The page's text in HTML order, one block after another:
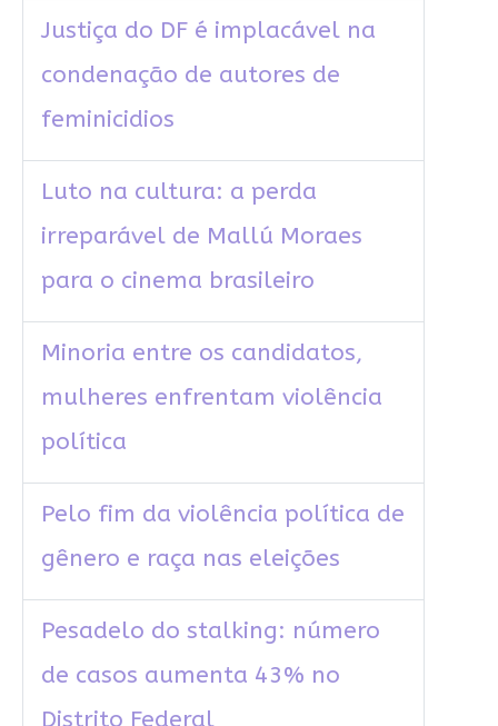
Justiça do DF é implacável na
condenação de autores de
feminicidios
Luto na cultura: a perda
irreparável de Mallú Moraes
para o cinema brasileiro
Minoria entre os candidatos,
mulheres enfrentam violência
política
Pelo fim da violência política de
gênero e raça nas eleições
Pesadelo do stalking: número
de casos aumenta 43% no
Distrito Federal